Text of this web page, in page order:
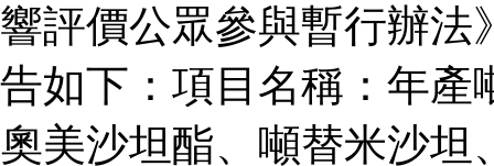
響評價公眾參與暫行辦法
告如下：項目名稱：年產
奧美沙坦酯、噸替米沙坦